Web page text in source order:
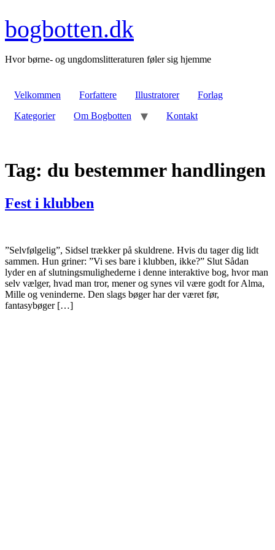
til
indhold
bogbotten.dk
Hvor børne- og ungdomslitteraturen føler sig hjemme
Velkommen Forfattere Illustratorer
Forlag
Kategorier
Om Bogbotten Kontakt
Tag: du bestemmer handlingen
Fest i klubben
”Selvfølgelig”, Sidsel trækker på skuldrene. Hvis du tager dig lidt
sammen. Hun griner: ”Vi ses bare i klubben, ikke?” Slut Sådan
lyder en af slutningsmulighederne i denne interaktive bog, hvor man
selv vælger, hvad man tror, mener og synes vil være godt for Alma,
Mille og veninderne. Den slags bøger har der været før,
fantasybøger […]